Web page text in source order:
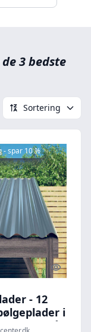
de 3 bedste
Sortering
- spar 10 %
Quick
- 12
i
stål,